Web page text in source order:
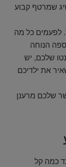
שמרטף קבוע
לפעמים כל מה
הנוחה
שלכם, יש
את ילדיכם
שלכם מרענן
כמה קל